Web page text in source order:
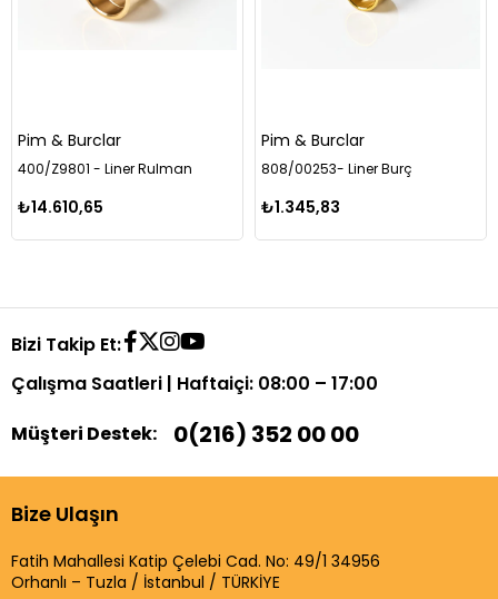
Pim & Burclar
400/Z9801 - Liner Rulman
₺14.610,65
Pim & Burclar
808/00253- Liner Burç
₺1.345,83
Bizi Takip Et:
Çalışma Saatleri | Haftaiçi: 08:00 – 17:00
Müşteri Destek:
0(216) 352 00 00
Bize Ulaşın
Fatih Mahallesi Katip Çelebi Cad. No: 49/1 34956
Orhanlı – Tuzla / İstanbul / TÜRKİYE